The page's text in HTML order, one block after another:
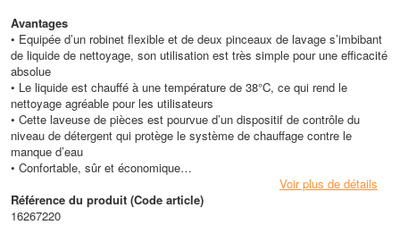
Avantages
• Equipée d’un robinet flexible et de deux pinceaux de lavage s’imbibant
de liquide de nettoyage, son utilisation est très simple pour une efficacité
absolue
• Le liquide est chauffé à une température de 38°C, ce qui rend le
nettoyage agréable pour les utilisateurs
• Cette laveuse de pièces est pourvue d’un dispositif de contrôle du
niveau de détergent qui protège le système de chauffage contre le
manque d’eau
• Confortable, sûr et économique
Caractéristiques techniques
Voir plus de détails
Référence du produit (Code article)
16267220